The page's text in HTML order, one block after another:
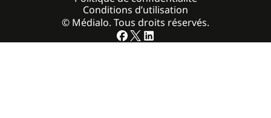
© Médialo. Tous droits réservés.
Conditions d’utilisation